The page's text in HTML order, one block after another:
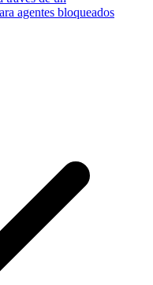
agentes bloqueados